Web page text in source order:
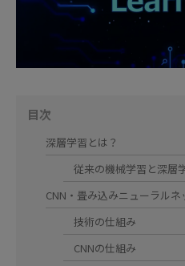
目次
深層学習とは？
従来の機械学習と深層
CNN・畳み込みニューラルネ
技術の仕組み
CNNの仕組み